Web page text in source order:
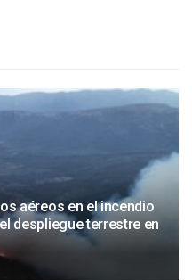
aéreos en el incendio
despliegue terrestre en